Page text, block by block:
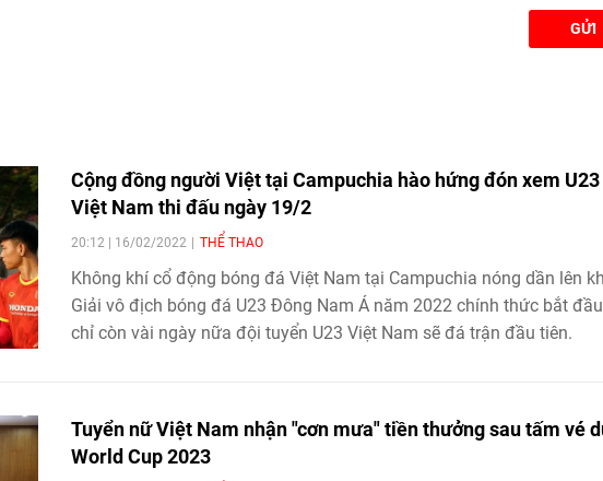
GỬI
Cộng đồng người Việt tại Campuchia hào hứng đón xem U23
Việt Nam thi đấu ngày 19/2
20:12 | 16/02/2022 THỂ THAO
Không khí cổ động bóng đá Việt Nam tại Campuchia nóng dần lên
Giải vô địch bóng đá U23 Đông Nam Á năm 2022 chính thức bắt
chỉ còn vài ngày nữa đội tuyển U23 Việt Nam sẽ đá trận đầu tiên.
Tuyển nữ Việt Nam nhận "cơn mưa" tiền thưởng sau tấm vé
World Cup 2023